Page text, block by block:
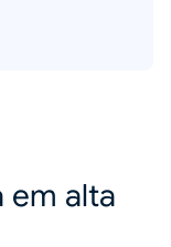
em alta